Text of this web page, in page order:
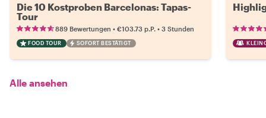
Die 10 Kostproben Barcelonas: Tapas-
Tour
889 Bewertungen • €103.73 p.P. • 3 Stunden
FOOD TOUR SOFORT BESTÄTIGT
Alle ansehen